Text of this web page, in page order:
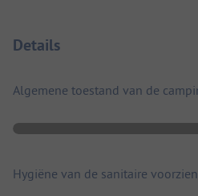
Details
Algemene toestand van de
Hygiëne van de sanitaire